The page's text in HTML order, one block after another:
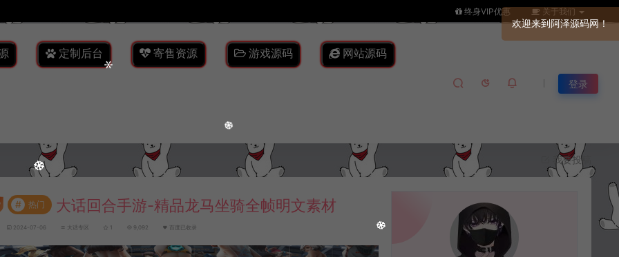
终身VIP优惠 关于我们
定制后台 寄售资源 游戏源码 网站源码
登录
我要投稿
# 热门 大话回合手游-精品龙马坐骑全帧明文素材
2024-07-06 大话专区 1 9,092 百度已收录